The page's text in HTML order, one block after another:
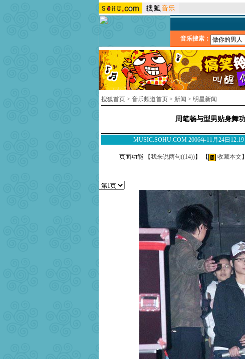
音乐搜索：
搜狐首页 > 音乐频道首页 > 新闻 > 明星新闻
周笔畅与型男贴身舞
MUSIC.SOHU.COM 2006年11月24日
页面功能 【我来说两句((14))】 【 收藏本文